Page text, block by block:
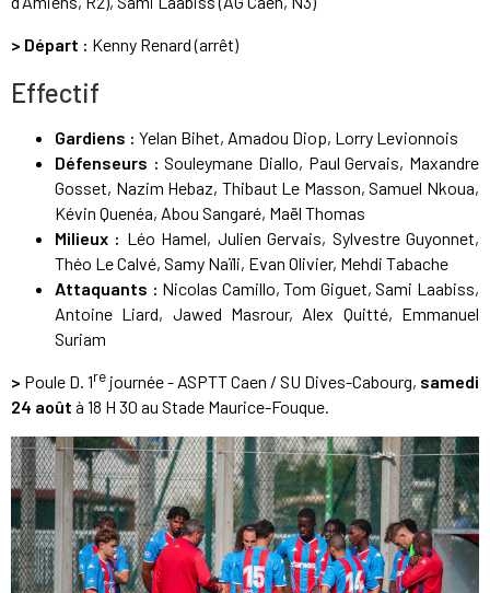
> Départ : Kenny Renard (arrêt)
Effectif
Gardiens : Yelan Bihet, Amadou Diop, Lorry Levionnois
Défenseurs : Souleymane Diallo, Paul Gervais, Maxandre
Gosset, Nazim Hebaz, Thibaut Le Masson, Samuel Nkoua,
Kévin Quenéa, Abou Sangaré, Maël Thomas
Milieux : Léo Hamel, Julien Gervais, Sylvestre Guyonnet,
Théo Le Calvé, Samy Naïli, Evan Olivier, Mehdi Tabache
Attaquants : Nicolas Camillo, Tom Giguet, Sami Laabiss,
Antoine Liard, Jawed Masrour, Alex Quitté, Emmanuel
Suriam
> Poule D. 1re journée - ASPTT Caen / SU Dives-Cabourg, samedi
24 août à 18 H 30 au Stade Maurice-Fouque.